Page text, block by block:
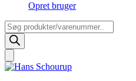
Opret bruger
Products
search